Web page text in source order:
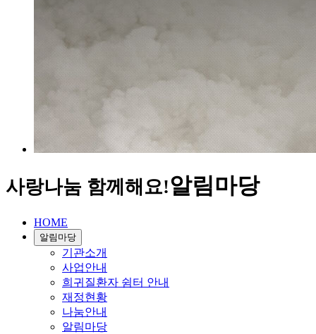
사랑나눔 함께해요!알림마당
HOME
알림마당
기관소개
사업안내
희귀질환자 쉼터 안내
재정현황
나눔안내
알림마당